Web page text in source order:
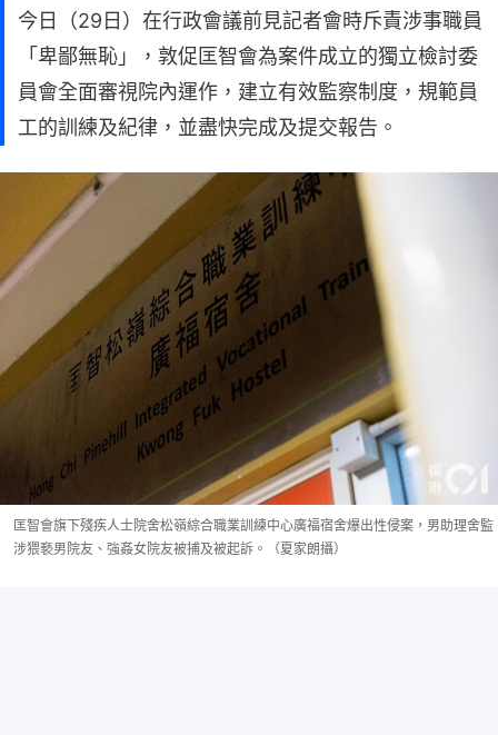
今日（29日）在行政會議前見記者會時斥責涉事職員
「卑鄙無恥」，敦促匡智會為案件成立的獨立檢討委
員會全面審視院內運作，建立有效監察制度，規範員
工的訓練及紀律，並盡快完成及提交報告。
匡智會旗下殘疾人士院舍松嶺綜合職業訓練中心廣福宿舍爆出性侵案，男助理舍監
涉猥褻男院友、強姦女院友被捕及被起訴。（夏家朗攝）